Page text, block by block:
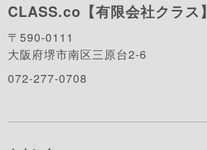
CLASS.co【有限会社クラス】
〒590-0111
大阪府堺市南区三原台2-6
072-277-0708